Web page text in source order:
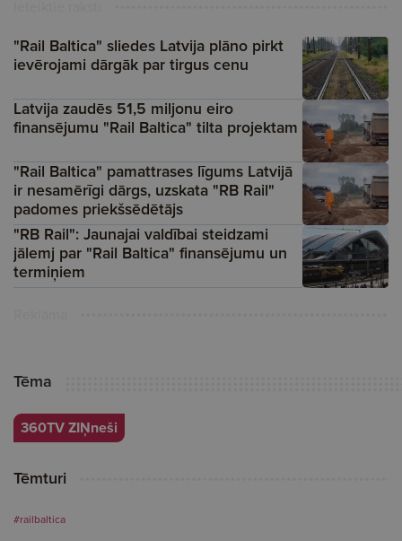
"Rail Baltica" sliedes Latvija plāno pirkt
ievērojami dārgāk par tirgus cenu
Latvija zaudēs 51,5 miljonu eiro
finansējumu "Rail Baltica" tilta projektam
"Rail Baltica" pamattrases līgums Latvijā
ir nesamērīgi dārgs, uzskata "RB Rail"
padomes priekšsēdētājs
"RB Rail": Jaunajai valdībai steidzami
jālemj par "Rail Baltica" finansējumu un
termiņiem
Tēma
360TV ZIŅneši
Tēmturi
#railbaltica